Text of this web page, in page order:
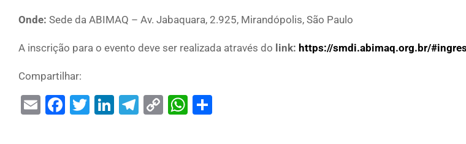
Onde: Sede da ABIMAQ – Av. Jabaquara, 2.925, Mirandópolis, São Paulo
A inscrição para o evento deve ser realizada através do link: https://smdi.abimaq.org.br/
Compartilhar:
EmailFacebook
Twitter
LinkedIn
Telegram
CopyWhatsApp